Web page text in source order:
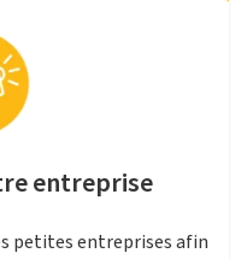
entreprise
petites entreprises afin